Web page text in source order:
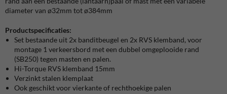
diameter van ø32mm tot ø384mm
Productspecificaties:
Set bestaande uit 2x banditbeugel en 2x RVS klemband, voor
montage 1 verkeersbord met een dubbel omgeplooide rand
(SB250) tegen masten en palen.
Hi-Torque RVS klemband 15mm
Verzinkt stalen klemplaat
Ook geschikt voor vierkante of rechthoekige palen